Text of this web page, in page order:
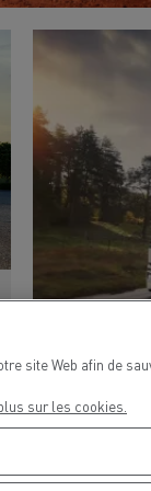
La
site Web afin de
sur les cookies.